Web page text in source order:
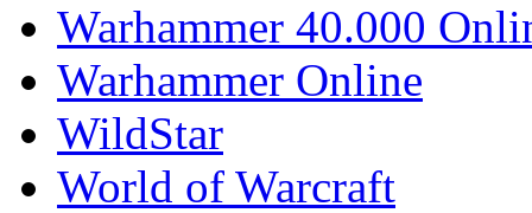
Warhammer 40.000
Warhammer Online
WildStar
World of Warcraft